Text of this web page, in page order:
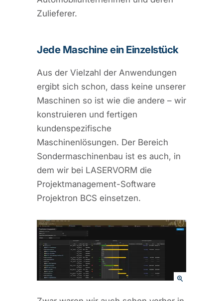
Zulieferer.
Jede Maschine ein Einzelstück
Aus der Vielzahl der Anwendungen
ergibt sich schon, dass keine unserer
Maschinen so ist wie die andere – wir
konstruieren und fertigen
kundenspezifische
Maschinenlösungen. Der Bereich
Sondermaschinenbau ist es auch, in
dem wir bei LASERVORM die
Projektmanagement-Software
Projektron BCS einsetzen.